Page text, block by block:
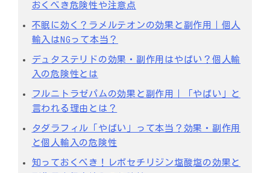
おくべき危険性や注意点
不眠に効く？ラメルテオンの効果と副作用｜個人
輸入はNGって本当？
デュタステリドの効果・副作用はやばい？個人輸
入の危険性とは
フルニトラゼパムの効果と副作用｜「やばい」と
言われる理由とは？
タダラフィル「やばい」って本当？効果・副作用
と個人輸入の危険性
知っておくべき！レボセチリジン塩酸塩の効果と